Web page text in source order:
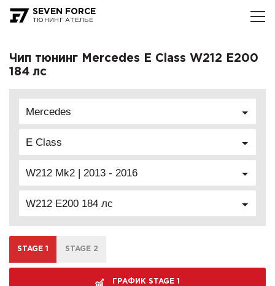
SEVEN FORCE
ТЮНИНГ АТЕЛЬЕ
Чип тюнинг Mercedes E Class W212 E200
184 лс
Mercedes
E Class
W212 Mk2 | 2013 - 2016
W212 E200 184 лс
STAGE 1 STAGE 2
ГРАФИК STAGE 1